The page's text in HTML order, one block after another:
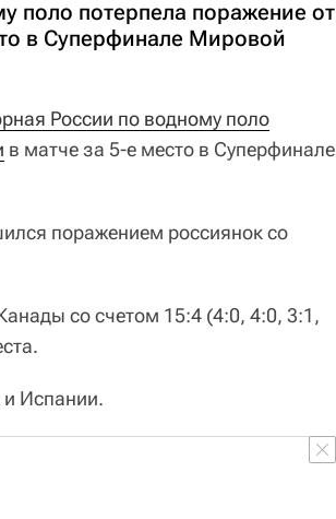
поло потерпела поражение от
в Cуперфинале Мировой
России по водному поло
в матче за 5-е место в Cуперфинале
поражением россиянок со
со счетом 15:4 (4:0, 4:0, 3:1,
Испании.